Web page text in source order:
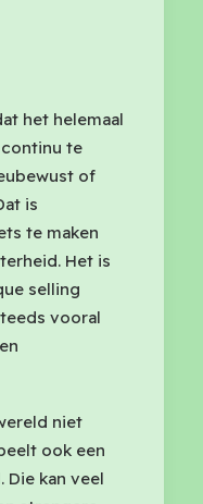
het helemaal
te
of
is
te maken
Het is
selling
vooral
niet
ook een
kan veel